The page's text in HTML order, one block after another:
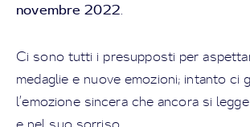
novembre 2022.
Ci sono tutti i presupposti per
medaglie e nuove emozioni; intanto ci
l’emozione sincera che ancora si
e nel suo sorriso.